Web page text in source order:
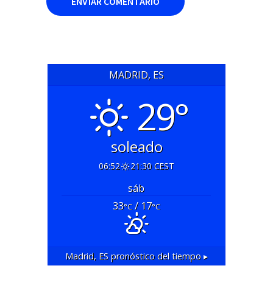
MADRID, ES
29°
soleado
06:52 21:30 CEST
sáb
33°C/ 17°C
Madrid, ES pronóstico del tiempo ▸